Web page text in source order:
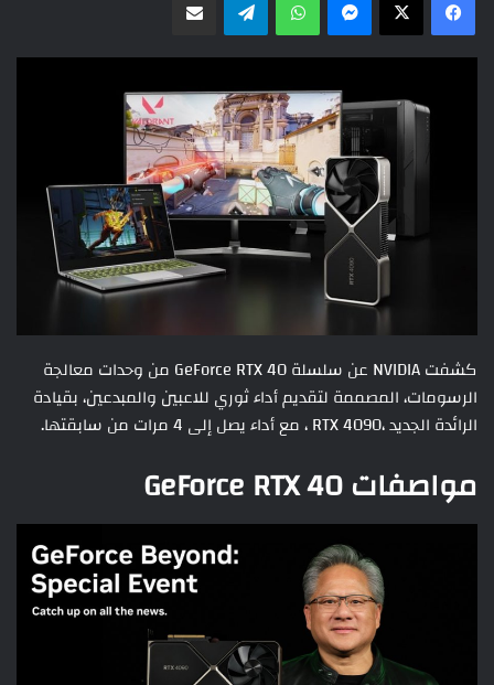
كشفت NVIDIA عن سلسلة GeForce RTX 40 من وحدات معالجة
الرسومات، المصممة لتقديم أداء ثوري للاعبين والمبدعين، بقيادة
الرائدة الجديد ،RTX 4090 ، مع أداء يصل إلى 4 مرات من سابقتها.
مواصفات GeForce RTX 40